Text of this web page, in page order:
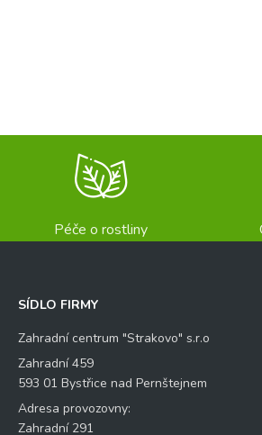
Péče o rostliny
SÍDLO FIRMY
Zahradní centrum "Strakovo" s.r.o
Zahradní 459
593 01 Bystřice nad Pernštejnem
Adresa provozovny:
Zahradní 291